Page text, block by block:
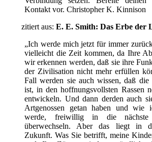
Kontakt vor. Christopher K. Kinnison
zitiert aus: E. E. Smith: Das Erbe der
„Ich werde mich jetzt für immer
vielleicht die Zeit kommen, da Ihre
wir erkennen werden, daß sie ihre
der Zivilisation nicht mehr erfüllen
Fall werden sie auch wissen, daß die
ist, in den hoffnungsvollsten Rassen
entwickeln. Und dann derden auch
Artgenossen getan haben und wie
werde, freiwillig in die nächste
überwechseln. Aber das liegt in
Zukunft. Was Sie betrifft, meine